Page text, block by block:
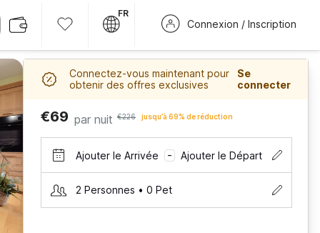
FR
Connexion / Inscription
Connectez-vous maintenant pour
obtenir des offres exclusives
Se
connecter
€69 par nuit €226 jusqu’à 69% de réduction
Ajouter le Arrivée – Ajouter le Départ
2 Personnes • 0 Pet